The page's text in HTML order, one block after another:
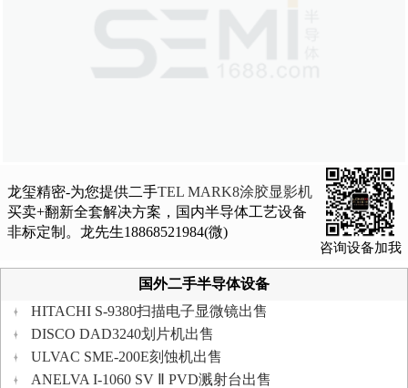
龙玺精密-为您提供二手TEL MARK8涂胶显影机
买卖+翻新全套解决方案，国内半导体工艺设备
非标定制。龙先生18868521984(微)
咨询设备加我
国外二手半导体设备
HITACHI S-9380扫描电子显微镜出售
DISCO DAD3240划片机出售
ULVAC SME-200E刻蚀机出售
ANELVA I-1060 SV Ⅱ PVD溅射台出售